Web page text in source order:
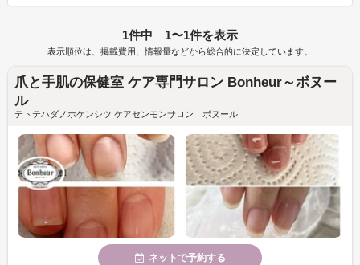
1件中 1〜1件を表示
表示順位は、掲載費用、情報量などから総合的に決定しています。
爪と手肌の保健室 ケア専門サロン Bonheur～ボヌー
ル
テトテハダノホケンシツ ケアセンモンサロン ボヌール
ネットで予約する